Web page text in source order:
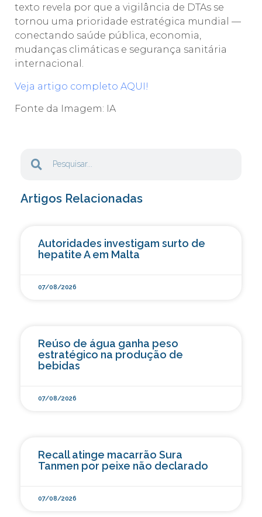
texto revela por que a vigilância de DTAs se
tornou uma prioridade estratégica mundial —
conectando saúde pública, economia,
mudanças climáticas e segurança sanitária
internacional.
Veja artigo completo AQUI!
Fonte da Imagem: IA
Artigos Relacionadas
Autoridades investigam surto de
hepatite A em Malta
07/08/2026
Reúso de água ganha peso
estratégico na produção de
bebidas
07/08/2026
Recall atinge macarrão Sura
Tanmen por peixe não declarado
07/08/2026